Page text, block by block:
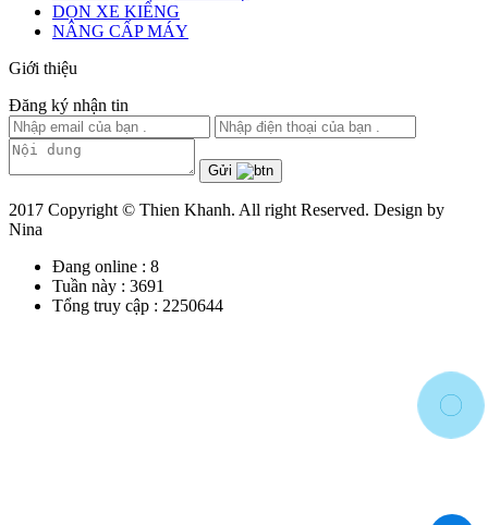
DỌN XE KIỂNG
NÂNG CẤP MÁY
Giới thiệu
Đăng ký nhận tin
Gửi
2017 Copyright © Thien Khanh. All right Reserved. Design by
Nina
Đang online : 8
Tuần này : 3691
Tổng truy cập : 2250644